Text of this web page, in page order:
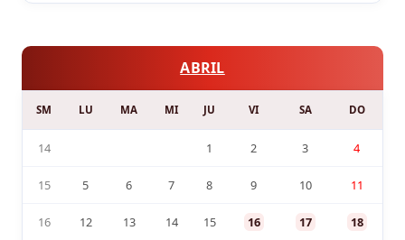
ABRIL
SM LU MA MI JU VI SA DO
14 1 2 3 4
15 5 6 7 8 9 10 11
16 12 13 14 15 16 17 18